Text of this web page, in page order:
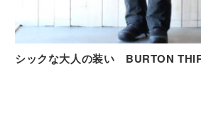
シックな大人の装い BURTON